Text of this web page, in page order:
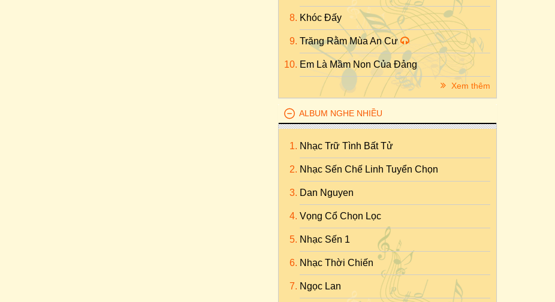
Khóc Đấy
Trăng Rằm Mùa An Cư
Em Là Mầm Non Của Đảng
Xem thêm
ALBUM NGHE NHIỀU
Nhạc Trữ Tình Bất Tử
Nhạc Sến Chế Linh Tuyển Chọn
Dan Nguyen
Vọng Cổ Chọn Lọc
Nhạc Sến 1
Nhạc Thời Chiến
Ngọc Lan